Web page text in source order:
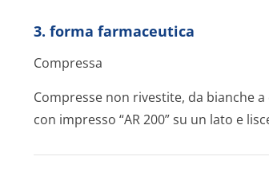
3. forma farmaceutica
Compressa
Compresse non rivestite, da bianche
con impresso “AR 200” su un lato e